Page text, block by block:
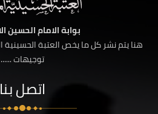
بوابة الامام الحسين
هنا يتم نشر كل ما يخص العتبة
توجيهات ......
اتصل بنا